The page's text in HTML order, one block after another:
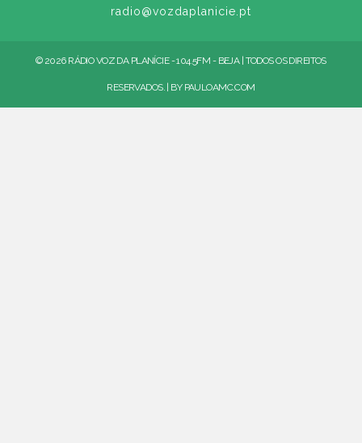
radio@vozdaplanicie.pt
© 2026 RÁDIO VOZ DA PLANÍCIE - 104.5FM - BEJA | TODOS OS DIREITOS
RESERVADOS. | BY PAULOAMC.COM